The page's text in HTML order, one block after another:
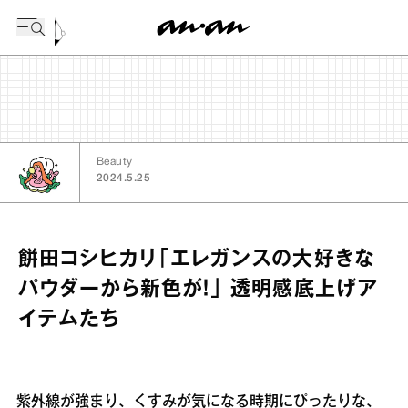
Beauty
2024.5.25
餅田コシヒカリ「エレガンスの大好きな
パウダーから新色が！」 透明感底上げア
イテムたち
紫外線が強まり、くすみが気になる時期にぴったりな、